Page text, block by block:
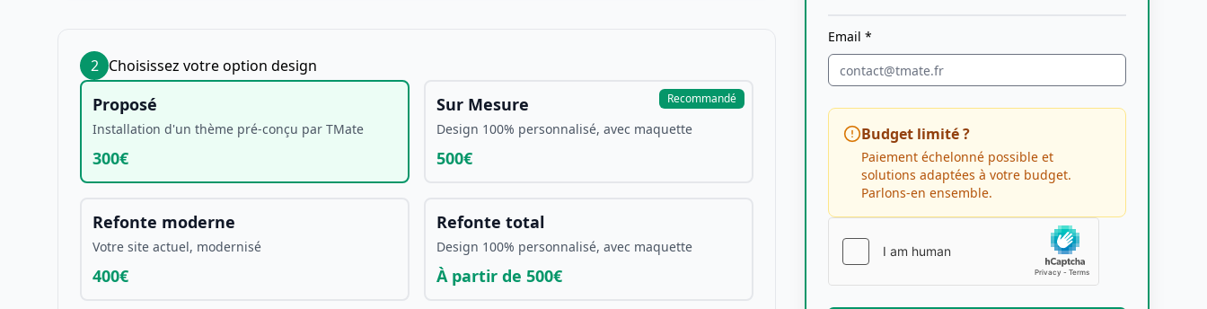
2 Choisissez votre option design
Proposé
Installation d'un thème pré-conçu par TMate
300€
Recommandé
Sur Mesure
Design 100% personnalisé, avec maquette
500€
Refonte moderne
Votre site actuel, modernisé
400€
Refonte total
Design 100% personnalisé, avec maquette
À partir de 500€
Email *
Budget limité ?
Paiement échelonné possible et
solutions adaptées à votre budget.
Parlons-en ensemble.